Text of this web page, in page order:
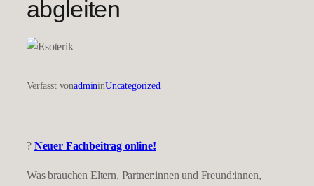
abgleiten
Verfasst vonadmininUncategorized
? Neuer Fachbeitrag online!
Was brauchen Eltern, Partner:innen und Freund:innen,